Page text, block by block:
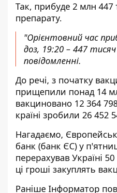
Так, прибуде 2 млн 447
препарату.
"Орієнтовний час
доз, 19:20 – 447
повідомленні.
До речі, з початку
прищепили понад 14
вакциновано 12 364
країні зробили 26 452
Нагадаємо,
банк (банк ЄС) у
перерахував Україні
ці гроші закуплять
Раніше Інформатор